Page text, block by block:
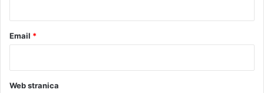
Email *
Web stranica